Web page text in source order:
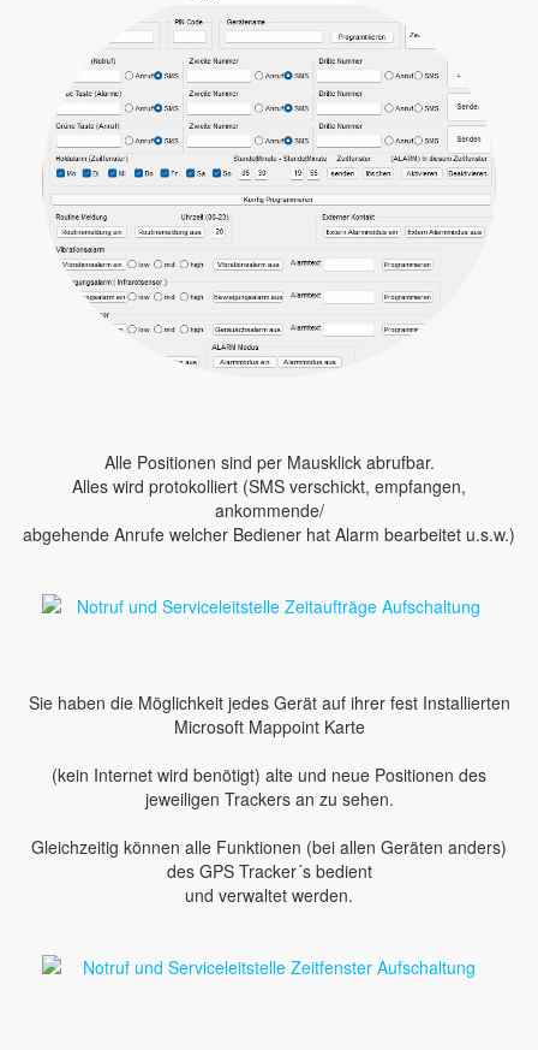
Alle Positionen sind per Mausklick abrufbar.
Alles wird protokolliert (SMS verschickt, empfangen,
ankommende/
abgehende Anrufe welcher Bediener hat Alarm bearbeitet u.s.w.)
Sie haben die Möglichkeit jedes Gerät auf ihrer fest Installierten
Microsoft Mappoint Karte
(kein Internet wird benötigt) alte und neue Positionen des
jeweiligen Trackers an zu sehen.
Gleichzeitig können alle Funktionen (bei allen Geräten anders)
des GPS Tracker´s bedient
und verwaltet werden.